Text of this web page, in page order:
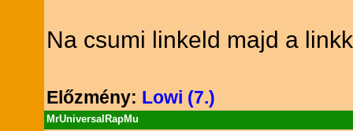
Na csumi linkeld majd a
Előzmény: Lowi (7.)
MrUniversalRapMu